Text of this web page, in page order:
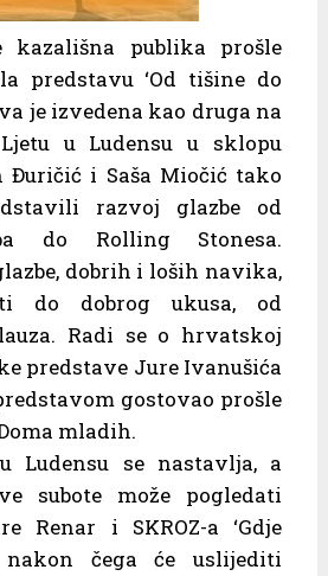
kazališna publika prošle
predstavu ‘Od tišine do
je izvedena kao druga na
u Ludensu u sklopu
Đuričić i Saša Miočić tako
razvoj glazbe od
do Rolling Stonesa.
dobrih i loših navika,
do dobrog ukusa, od
Radi se o hrvatskoj
predstave Jure Ivanušića
gostovao prošle
mladih.
Ludensu se nastavlja, a
subote može pogledati
Renar i SKROZ-a ‘Gdje
nakon čega će uslijediti